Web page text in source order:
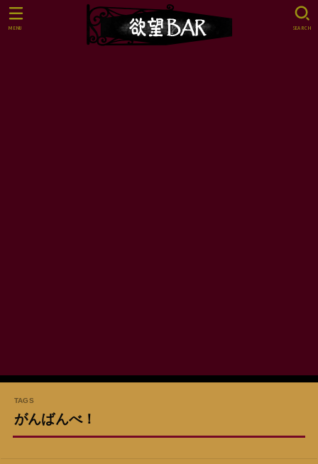
SEARCH
MENU
がんばんべ！